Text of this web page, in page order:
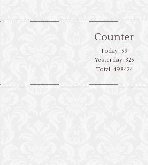
Counter
Today: 59
Yesterday: 325
Total: 498424